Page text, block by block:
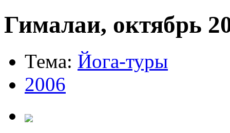
Гималаи, октябрь
Тема: Йога-туры
2006